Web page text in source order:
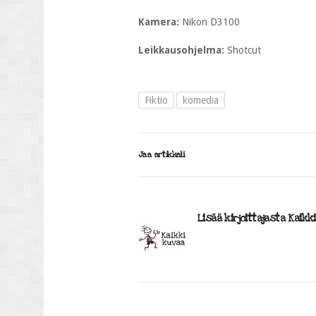
Kamera: Nikon D3100
Leikkausohjelma: Shotcut
Fiktio komedia
Jaa artikkeli
Lisää kirjoittajasta